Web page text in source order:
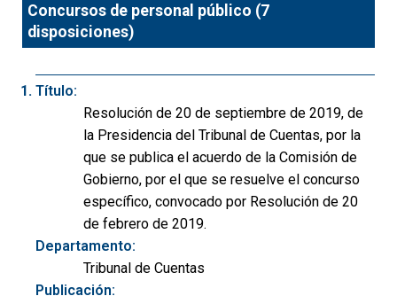
Concursos de personal público (7
disposiciones)
Título:
Resolución de 20 de septiembre de 2019, de
la Presidencia del Tribunal de Cuentas, por la
que se publica el acuerdo de la Comisión de
Gobierno, por el que se resuelve el concurso
específico, convocado por Resolución de 20
de febrero de 2019.
Departamento:
Tribunal de Cuentas
Publicación: